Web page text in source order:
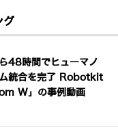
グ
48時間でヒューマノ
統合を完了 Robotkit
W」の事例動画